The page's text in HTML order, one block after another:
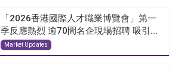
「2026香港國際人才職業博覽會」第一
季反應熱烈 逾70間名企現場招聘 吸引...
Market Updates